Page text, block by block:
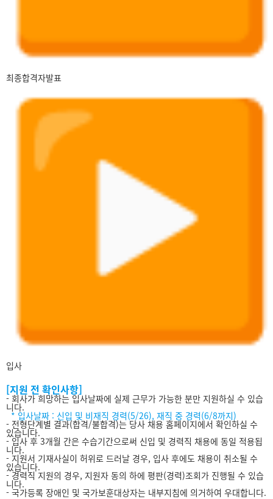
최종합격자발표
입사
[지원 전 확인사항]
- 회사가 희망하는 입사날짜에 실제 근무가 가능한 분만 지원하실 수 있습
니다.
* 입사날짜 : 신입 및 비재직 경력(5/26), 재직 중 경력(6/8까지)
- 전형단계별 결과(합격/불합격)는 당사 채용 홈페이지에서 확인하실 수
있습니다.
- 입사 후 3개월 간은 수습기간으로써 신입 및 경력직 채용에 동일 적용됩
니다.
- 지원서 기재사실이 허위로 드러날 경우, 입사 후에도 채용이 취소될 수
있습니다.
- 경력직 지원의 경우, 지원자 동의 하에 평판(경력)조회가 진행될 수 있습
니다.
- 국가등록 장애인 및 국가보훈대상자는 내부지침에 의거하여 우대합니다.